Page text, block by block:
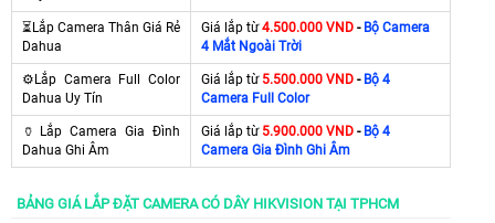
⏳Lắp Camera Thân Giá Rẻ
Dahua
Giá lắp từ4.500.000 VND - Bộ Camera
4 Mắt Ngoài Trời
⚙Lắp Camera Full Color
Dahua Uy Tín
Giá lắp từ 5.500.000 VND - Bộ 4
Camera Full Color
🏺Lắp Camera Gia Đình
Dahua Ghi Âm
Giá lắp từ 5.900.000 VND - Bộ 4
Camera Gia Đình Ghi Âm
BẢNG GIÁ LẮP ĐẶT CAMERA CÓ DÂY HIKVISION TẠI TPHCM